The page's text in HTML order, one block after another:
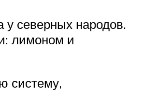
у северных народов.
лимоном и
систему,